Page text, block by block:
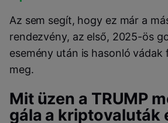
Az sem segít, hogy ez már a
rendezvény, az első, 2025-ös
esemény után is hasonló vádak
meg.
Mit üzen a TRUMP
gála a kriptovaluták